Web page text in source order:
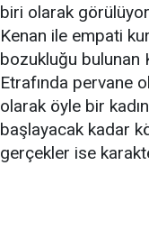
biri olarak
Kenan ile empati
bozukluğu bulunan
Etrafında pervane
olarak öyle bir
başlayacak kadar
gerçekler ise